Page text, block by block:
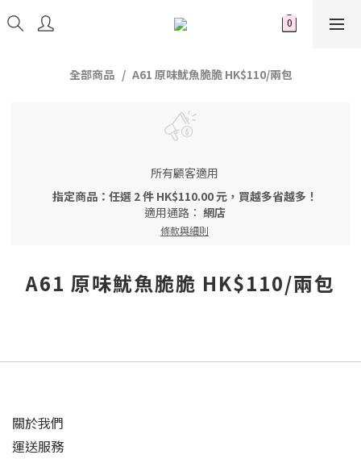
全部商品 A61 原味魷魚脆脆 HK$110/兩包
所有顧客適用
指定商品：任選 2 件 HK$110.00 元，買越多省越多！
適用通路： 網店
條款與細則
A61 原味魷魚脆脆 HK$110/兩包
關於我們
運送服務